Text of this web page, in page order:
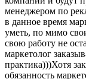
менеджером по
в данное время
уметь, по мимо
свою работу не
маркетолог
практика)))Хотя
обязанность